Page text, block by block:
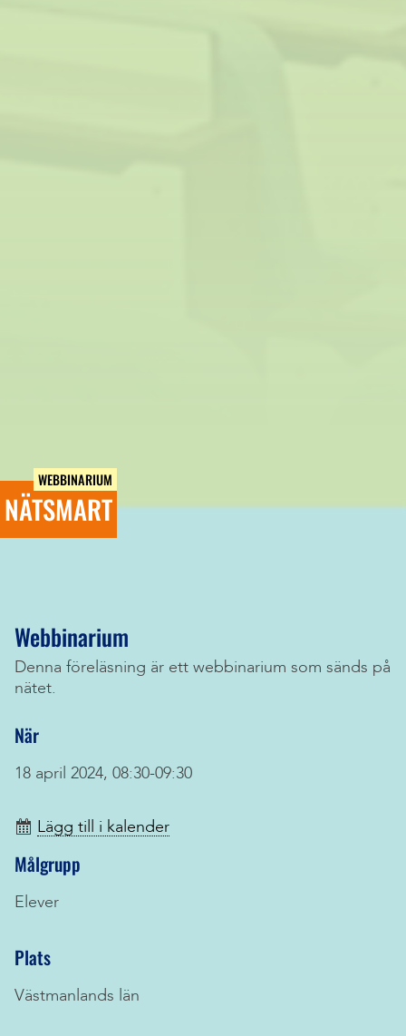
WEBBINARIUM
NÄTSMART
Webbinarium
Denna föreläsning är ett webbinarium som sänds på
nätet.
När
18 april 2024, 08:30-09:30
Lägg till i kalender
Målgrupp
Elever
Plats
Västmanlands län